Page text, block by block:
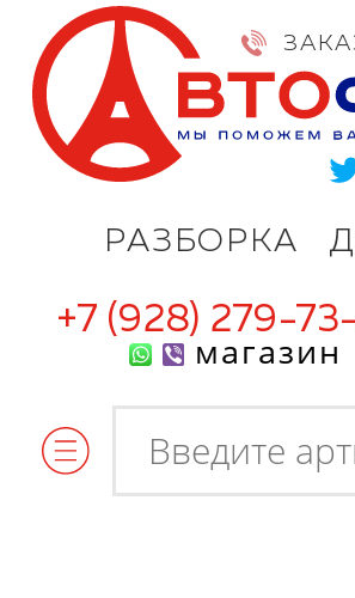
РАЗБОРКА
+7 (928) 279-
магазин